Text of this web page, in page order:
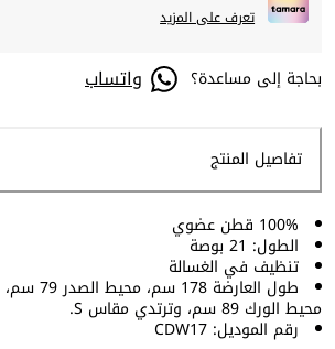
تعرف على المزيد
بحاجة إلى مساعدة؟ واتساب
تفاصيل المنتج
100% قطن عضوي
الطول: 21 بوصة
تنظيف في الغسالة
محيط الورك 89 سم، وترتدي مقاس S.
رقم الموديل: CDW17